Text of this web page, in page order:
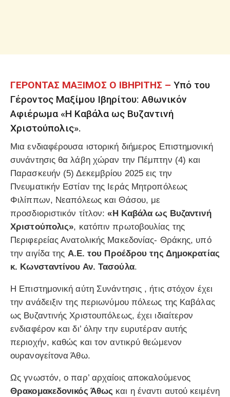
ΓΕΡΟΝΤΑΣ ΜΑΞΙΜΟΣ Ο ΙΒΗΡΙΤΗΣ – Υπό του
Γέροντος Μαξίμου Ιβηρίτου: Αθωνικόν
Αφιέρωμα «Η Καβάλα ως Βυζαντινή
Χριστούπολις».
Μια ενδιαφέρουσα ιστορική διήμερος Επιστημονική
συνάντησις θα λάβη χώραν την Πέμπτην (4) και
Παρασκευήν (5) Δεκεμβρίου 2025 εις την
Πνευματικήν Εστίαν της Ιεράς Μητροπόλεως
Φιλίππων, Νεαπόλεως και Θάσου, με
προσδιοριστικόν τίτλον:«Η Καβάλα ως Βυζαντινή
Χριστούπολις», κατόπιν πρωτοβουλίας της
Περιφερείας Ανατολικής Μακεδονίας- Θράκης, υπό
την αιγίδα της Α.Ε. του Προέδρου της Δημοκρατίας
κ. Κωνσταντίνου Αν. Τασούλα.
Η Επιστημονική αύτη Συνάντησις , ήτις στόχον έχει
την ανάδειξιν της περιωνύμου πόλεως της Καβάλας
ως Βυζαντινής Χριστουπόλεως, έχει ιδιαίτερον
ενδιαφέρον και δι’ όλην την ευρυτέραν αυτής
περιοχήν, καθώς και τον αντικρύ θεώμενον
ουρανογείτονα Άθω.
Ως γνωστόν, ο παρ’ αρχαίοις αποκαλούμενος
Θρακομακεδονικός Άθως και η έναντι αυτού κειμένη